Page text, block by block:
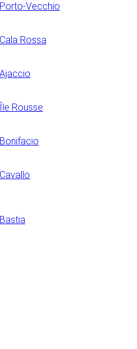
Vecchio
Rossa
Rousse